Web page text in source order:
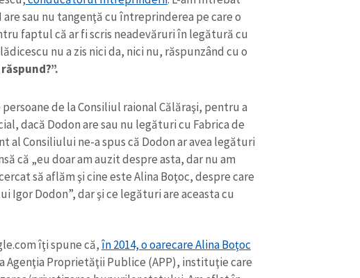
sau nu tangenţă cu întreprinderea pe care o
faptul că ar fi scris neadevăruri în legătură cu
nu a zis nici da, nici nu, răspunzând cu o
de la Consiliul raional Călăraşi, pentru a
dacă Dodon are sau nu legături cu Fabrica de
al Consiliului ne-a spus că Dodon ar avea legături
că „eu doar am auzit despre asta, dar nu am
să aflăm şi cine este Alina Boţoc, despre care
Igor Dodon”, dar şi ce legături are aceasta cu
îţi spune că,în 2014, o oarecare Alina Boţoc
Agenţia Proprietăţii Publice (APP), instituţie care